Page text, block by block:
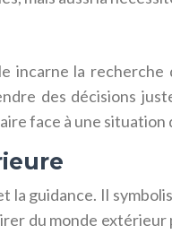
incarne la
des décisions
face à une
guidance. Il
du monde